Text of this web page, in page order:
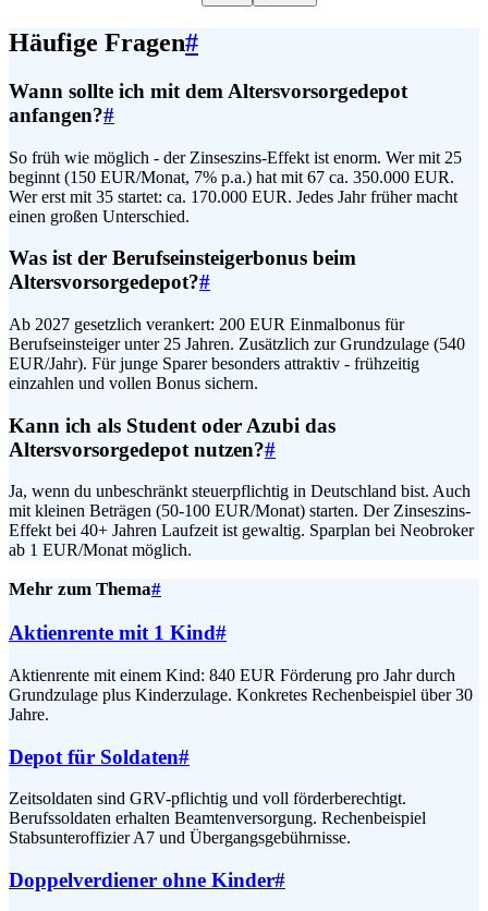
Häufige Fragen#
Wann sollte ich mit dem Altersvorsorgedepot
anfangen?#
So früh wie möglich - der Zinseszins-Effekt ist enorm. Wer mit 25
beginnt (150 EUR/Monat, 7% p.a.) hat mit 67 ca. 350.000 EUR.
Wer erst mit 35 startet: ca. 170.000 EUR. Jedes Jahr früher macht
einen großen Unterschied.
Was ist der Berufseinsteigerbonus beim
Altersvorsorgedepot?#
Ab 2027 gesetzlich verankert: 200 EUR Einmalbonus für
Berufseinsteiger unter 25 Jahren. Zusätzlich zur Grundzulage (540
EUR/Jahr). Für junge Sparer besonders attraktiv - frühzeitig
einzahlen und vollen Bonus sichern.
Kann ich als Student oder Azubi das
Altersvorsorgedepot nutzen?#
Ja, wenn du unbeschränkt steuerpflichtig in Deutschland bist. Auch
mit kleinen Beträgen (50-100 EUR/Monat) starten. Der Zinseszins-
Effekt bei 40+ Jahren Laufzeit ist gewaltig. Sparplan bei Neobroker
ab 1 EUR/Monat möglich.
Mehr zum Thema#
Aktienrente mit 1 Kind#
Aktienrente mit einem Kind: 840 EUR Förderung pro Jahr durch
Grundzulage plus Kinderzulage. Konkretes Rechenbeispiel über 30
Jahre.
Depot für Soldaten#
Zeitsoldaten sind GRV-pflichtig und voll förderberechtigt.
Berufssoldaten erhalten Beamtenversorgung. Rechenbeispiel
Stabsunteroffizier A7 und Übergangsgebührnisse.
Doppelverdiener ohne Kinder#